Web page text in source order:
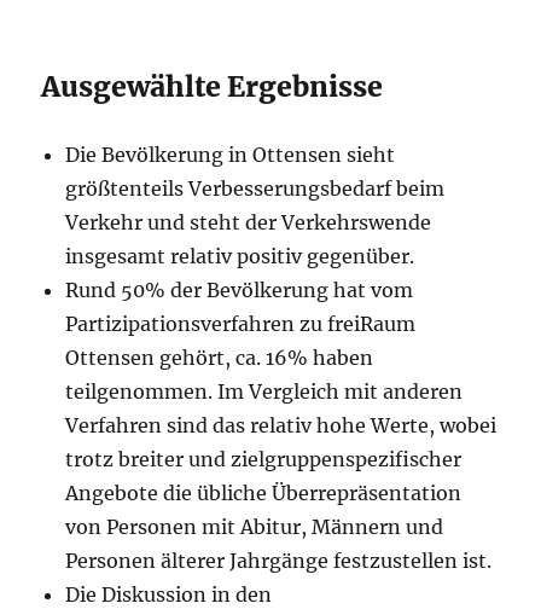
Ausgewählte Ergebnisse
Die Bevölkerung in Ottensen sieht
größtenteils Verbesserungsbedarf beim
Verkehr und steht der Verkehrswende
insgesamt relativ positiv gegenüber.
Rund 50% der Bevölkerung hat vom
Partizipationsverfahren zu freiRaum
Ottensen gehört, ca. 16% haben
teilgenommen. Im Vergleich mit anderen
Verfahren sind das relativ hohe Werte, wobei
trotz breiter und zielgruppenspezifischer
Angebote die übliche Überrepräsentation
von Personen mit Abitur, Männern und
Personen älterer Jahrgänge festzustellen ist.
Die Diskussion in den